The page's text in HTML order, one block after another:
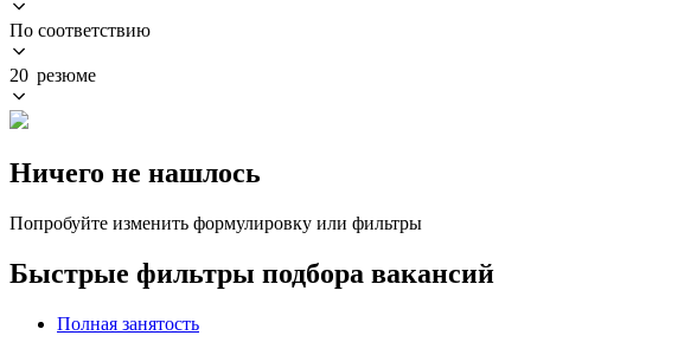
По соответствию
20 резюме
Ничего не нашлось
Попробуйте изменить формулировку или фильтры
Быстрые фильтры подбора вакансий
Полная занятость